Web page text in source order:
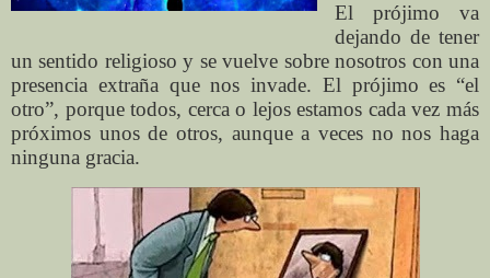
El prójimo va
dejando de tener
un sentido religioso y se vuelve sobre nosotros con una
presencia extraña que nos invade. El prójimo es “el
otro”, porque todos, cerca o lejos estamos cada vez más
próximos unos de otros, aunque a veces no nos haga
ninguna gracia.